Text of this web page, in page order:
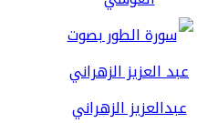
عبدالعزيز الزهراني